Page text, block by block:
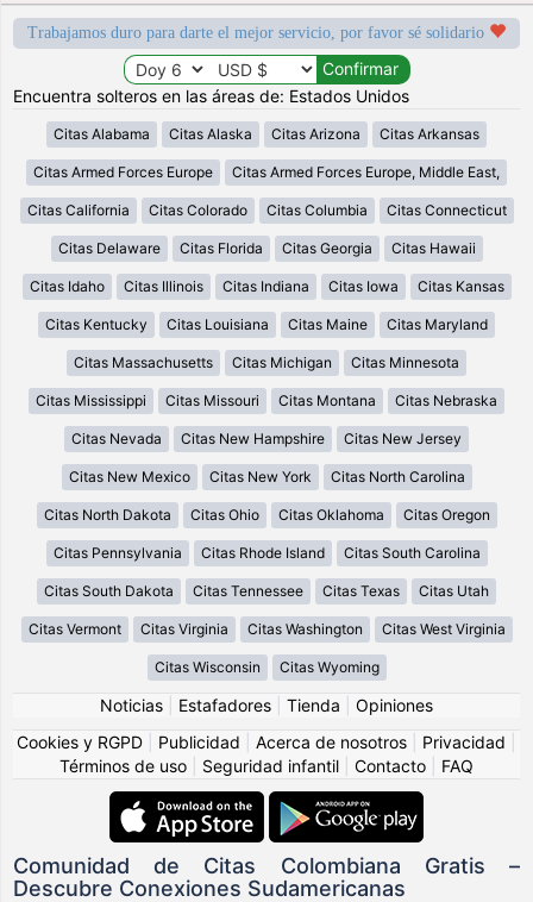
Trabajamos duro para darte el mejor servicio, por favor sé solidario
Encuentra solteros en las áreas de: Estados Unidos
Citas Alabama Citas Alaska Citas Arizona Citas Arkansas
Citas Armed Forces Europe Citas Armed Forces Europe, Middle East,
Citas California Citas Colorado Citas Columbia Citas Connecticut
Citas Delaware Citas Florida Citas Georgia Citas Hawaii
Citas Idaho Citas Illinois Citas Indiana Citas Iowa Citas Kansas
Citas Kentucky Citas Louisiana Citas Maine Citas Maryland
Citas Massachusetts Citas Michigan Citas Minnesota
Citas Mississippi Citas Missouri Citas Montana Citas Nebraska
Citas Nevada Citas New Hampshire Citas New Jersey
Citas New Mexico Citas New York Citas North Carolina
Citas North Dakota Citas Ohio Citas Oklahoma Citas Oregon
Citas Pennsylvania Citas Rhode Island Citas South Carolina
Citas South Dakota Citas Tennessee Citas Texas Citas Utah
Citas Vermont Citas Virginia Citas Washington Citas West Virginia
Citas Wisconsin Citas Wyoming
Noticias Estafadores Tienda
Opiniones
Cookies y RGPD
Publicidad Acerca de nosotros Privacidad
Términos de uso
Seguridad infantil Contacto FAQ
Comunidad de Citas Colombiana Gratis –
Descubre Conexiones Sudamericanas